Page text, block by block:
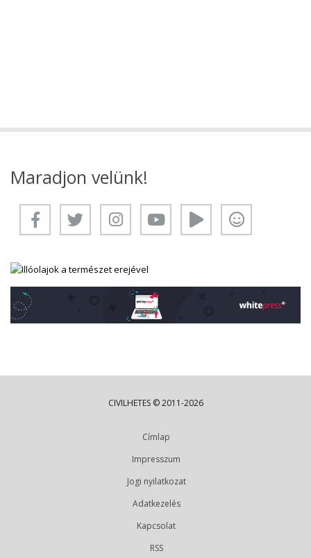
Maradjon velünk!
CIVILHETES © 2011-2026
Címlap
Impresszum
Jogi nyilatkozat
Adatkezelés
Kapcsolat
RSS